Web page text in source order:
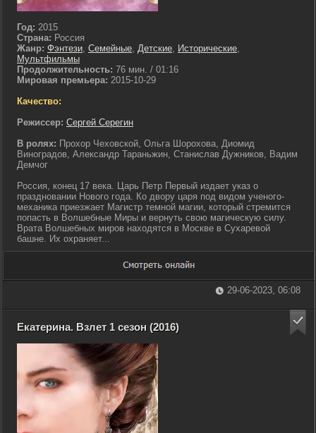
Год: 2015
Страна: Россия
Жанр: Фэнтези, Семейные, Детские, Исторические,
Мультфильмы
Продолжительность: 76 мин. / 01:16
Мировая премьера: 2015-10-29
Качество:
Режиссер: Сергей Серегин
В ролях: Прохор Чеховской, Ольга Шорохова, Диомид
Виноградов, Александр Тараньжин, Станислав Дужников, Вадим
Демчог
Россия, конец 17 века. Царь Петр Первый издает указ о
праздновании Нового года. Ко двору царя под видом ученого-
механика приезжает Магистр темной магии, который стремится
попасть в Волшебные Миры и вернуть свою магическую силу.
Врата Волшебных миров находятся в Москве в Сухаревой
башне. Их охраняет...
29-06-2023, 06:08
Екатерина. Взлет 1 сезон (2016)